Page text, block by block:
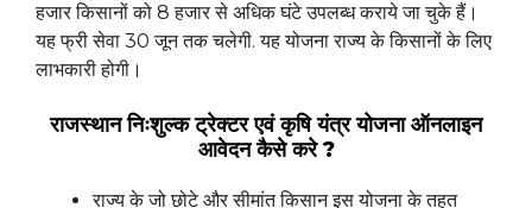
हजार किसानों को 8 हजार से अधिक घंटे उपलब्ध कराये जा चुके हैं।
यह फ्री सेवा 30 जून तक चलेगी. यह योजना राज्य के किसानों के लिए
लाभकारी होगी।
राजस्थान निःशुल्क ट्रेक्टर एवं कृषि यंत्र योजना ऑनलाइन
आवेदन कैसे करे ?
राज्य के जो छोटे और सीमांत किसान इस योजना के तहत